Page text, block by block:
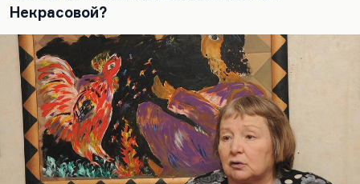
создателя театральных притч, трагифарсовых,
очень интеллектуальных и очень умных: более
интеллектуальный, более холодный Зорин и
более праздничный, более буффонадный Горин.
Они дружили, и я думаю, что Зорин и Горин
оглядывались друг на друга более часто, чем
Горин и Арканов (с которым его традиционно
ставили в пару). Арканов был тоже
феноменально одаренный человек, но его
Некрасовой?